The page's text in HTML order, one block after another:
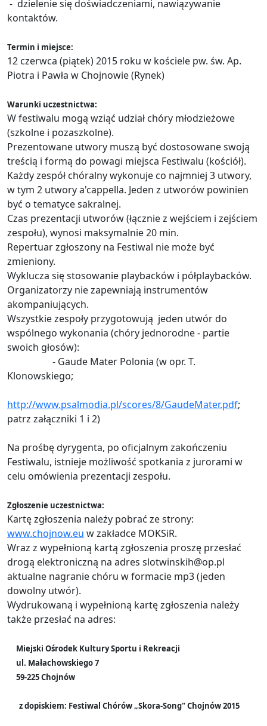
- dzielenie się doświadczeniami, nawiązywanie
kontaktów.
Termin i miejsce:
12 czerwca (piątek) 2015 roku w kościele pw. św. Ap.
Piotra i Pawła w Chojnowie (Rynek)
Warunki uczestnictwa:
W festiwalu mogą wziąć udział chóry młodzieżowe
(szkolne i pozaszkolne).
Prezentowane utwory muszą być dostosowane swoją
treścią i formą do powagi miejsca Festiwalu (kościół).
Każdy zespół chóralny wykonuje co najmniej 3 utwory,
w tym 2 utwory a'cappella. Jeden z utworów powinien
być o tematyce sakralnej.
Czas prezentacji utworów (łącznie z wejściem i zejściem
zespołu), wynosi maksymalnie 20 min.
Repertuar zgłoszony na Festiwal nie może być
zmieniony.
Wyklucza się stosowanie playbacków i półplaybacków.
Organizatorzy nie zapewniają instrumentów
akompaniujących.
Wszystkie zespoły przygotowują jeden utwór do
wspólnego wykonania (chóry jednorodne - partie
swoich głosów):
- Gaude Mater Polonia (w opr. T.
Klonowskiego;
http://www.psalmodia.pl/scores/8/GaudeMater.pdf;
patrz załączniki 1 i 2)
Na prośbę dyrygenta, po oficjalnym zakończeniu
Festiwalu, istnieje możliwość spotkania z jurorami w
celu omówienia prezentacji zespołu.
Zgłoszenie uczestnictwa:
Kartę zgłoszenia należy pobrać ze strony:
www.chojnow.eu w zakładce MOKSiR.
Wraz z wypełnioną kartą zgłoszenia proszę przesłać
drogą elektroniczną na adres slotwinskih@op.pl
aktualne nagranie chóru w formacie mp3 (jeden
dowolny utwór).
Wydrukowaną i wypełnioną kartę zgłoszenia należy
także przesłać na adres:
Miejski Ośrodek Kultury Sportu i Rekreacji
ul. Małachowskiego 7
59-225 Chojnów
z dopiskiem: Festiwal Chórów „Skora-Song" Chojnów 2015